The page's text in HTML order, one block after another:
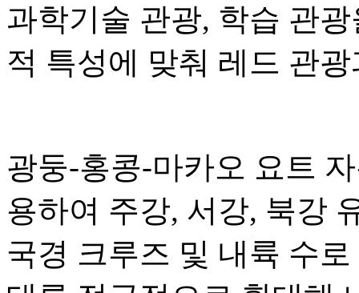
과학기술 관광, 학습 관
적 특성에 맞춰 레드 관
광둥-홍콩-마카오 요트
용하여 주강, 서강, 북강
국경 크루즈 및 내륙 수